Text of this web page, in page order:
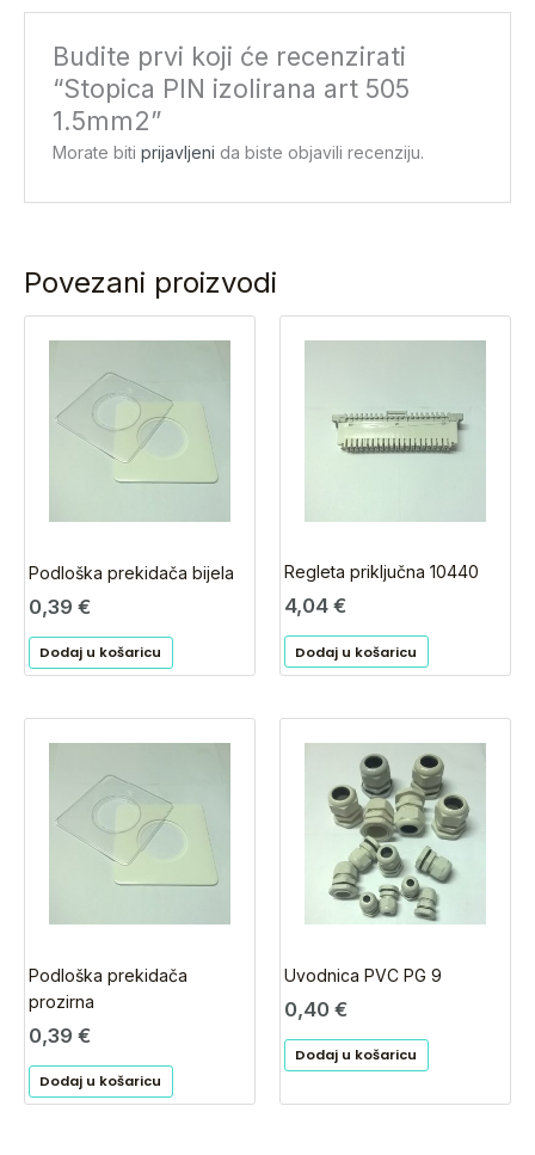
Budite prvi koji će recenzirati
“Stopica PIN izolirana art 505
1.5mm2”
Morate bitiprijavljeni da biste objavili recenziju.
Povezani proizvodi
Podloška prekidača bijela
0,39 €
Dodaj u košaricu
Regleta priključna 10440
4,04 €
Dodaj u košaricu
Podloška prekidača
prozirna
0,39 €
Dodaj u košaricu
Uvodnica PVC PG 9
0,40 €
Dodaj u košaricu